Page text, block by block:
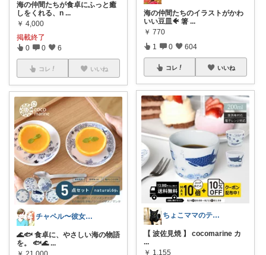
海の仲間たちが食卓にふっと癒
しをくれる、n ...
￥ 4,000
掲載終了
0 0 6
コレ いいね
チャペル〜彼女と僕のかわいいモノ探し〜
🌊🐟 食卓に、やさしい海の物語
を。 🐟🌊...
海の仲間たちのイラストがかわ
いい豆皿🐠 箸 ...
￥ 770
1 0 604
コレ いいね
ちょこママのティールーム 訪問感謝！
【 波佐見焼 】 cocomarine カ
...
￥ 1,155